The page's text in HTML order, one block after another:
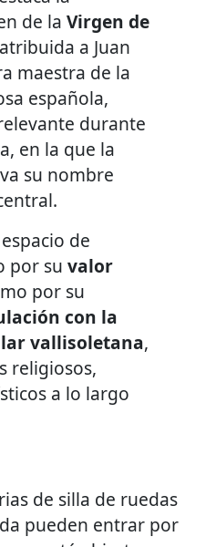
de laVirgen de
a Juan
maestra de la
española,
durante
en la que la
su nombre
de
por suvalor
por su
con la
vallisoletana,
religiosos,
a lo largo
de silla de ruedas
pueden entrar por